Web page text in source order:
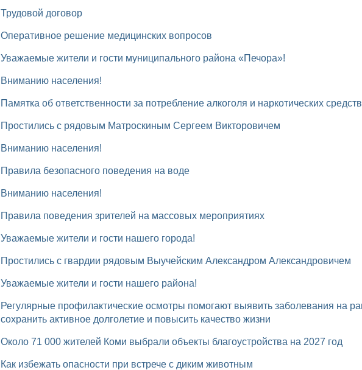
Трудовой договор
Оперативное решение медицинских вопросов
Уважаемые жители и гости муниципального района «Печора»!
Вниманию населения!
Памятка об ответственности за потребление алкоголя и наркотических средств
Простились с рядовым Матроскиным Сергеем Викторовичем
Вниманию населения!
Правила безопасного поведения на воде
Вниманию населения!
Правила поведения зрителей на массовых мероприятиях
Уважаемые жители и гости нашего города!
Простились с гвардии рядовым Выучейским Александром Александровичем
Уважаемые жители и гости нашего района!
Регулярные профилактические осмотры помогают выявить заболевания на ранних стадиях,
сохранить активное долголетие и повысить качество жизни
Около 71 000 жителей Коми выбрали объекты благоустройства на 2027 год
Как избежать опасности при встрече с диким животным